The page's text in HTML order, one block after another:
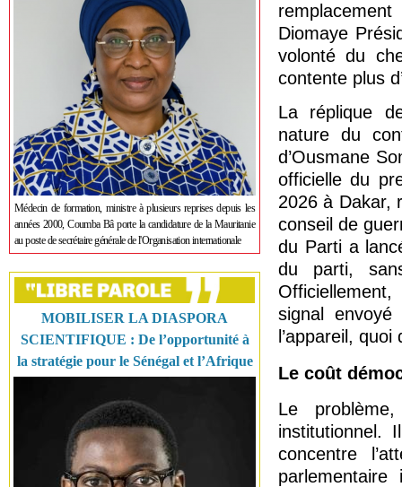
Médecin de formation, ministre à plusieurs reprises depuis les
années 2000, Coumba Bâ porte la candidature de la Mauritanie
au poste de secrétaire générale de l'Organisation internationale
MOBILISER LA DIASPORA
SCIENTIFIQUE : De l’opportunité à
la stratégie pour le Sénégal et l’Afrique
Diomaye
volonté du
contente plus
La réplique
nature du
d’Ousmane
officielle du
2026 à Dakar,
conseil de
du Parti a
du parti,
signal
l’appareil,
Le coût
Le
institutionnel.
concentre